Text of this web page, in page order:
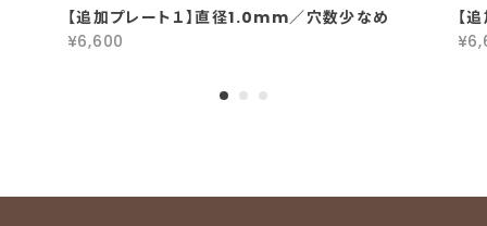
【追加プレート１】直径1.0mm／穴数少なめ
¥6,600
【